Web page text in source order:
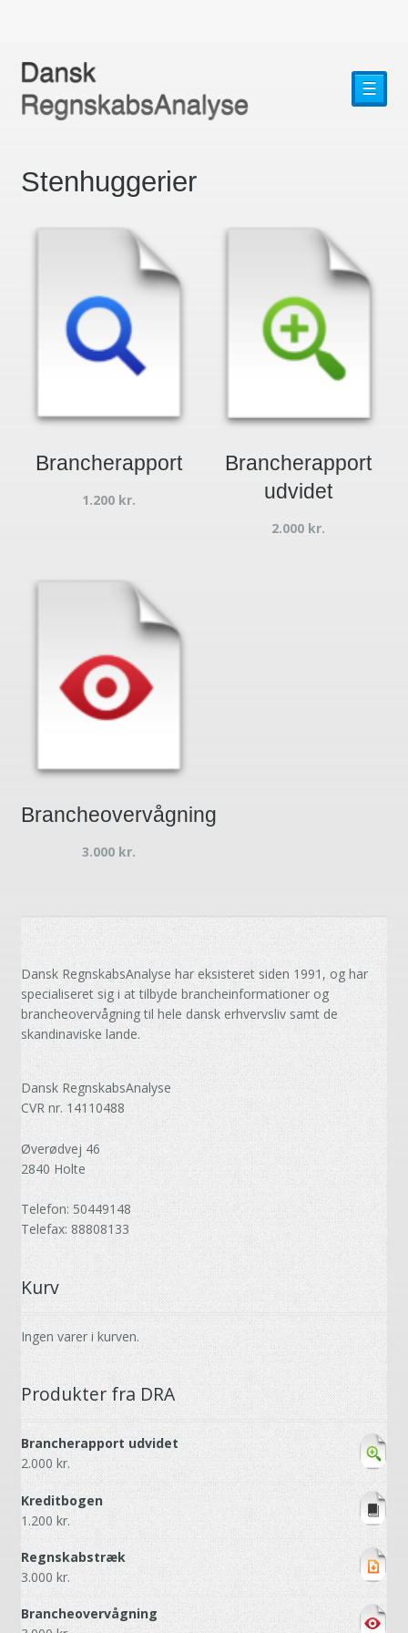
☰
Stenhuggerier
Brancherapport
1.200 kr.
Brancherapport
udvidet
2.000 kr.
Brancheovervågning
3.000 kr.
Dansk RegnskabsAnalyse har eksisteret siden 1991, og har
specialiseret sig i at tilbyde brancheinformationer og
brancheovervågning til hele dansk erhvervsliv samt de
skandinaviske lande.
Dansk RegnskabsAnalyse
CVR nr. 14110488
Øverødvej 46
2840 Holte
Telefon: 50449148
Telefax: 88808133
Kurv
Ingen varer i kurven.
Produkter fra DRA
Brancherapport udvidet
2.000 kr.
Kreditbogen
1.200 kr.
Regnskabstræk
3.000 kr.
Brancheovervågning